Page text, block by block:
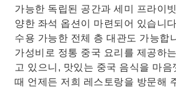
가능한 독립된 공간과 세미 프라이
양한 좌석 옵션이 마련되어 있습니
수용 가능한 전체 층 대관도 가능합
가성비로 정통 중국 요리를 제공하
고 있으니, 맛있는 중국 음식을 마음
때 언제든 저희 레스토랑을 방문해